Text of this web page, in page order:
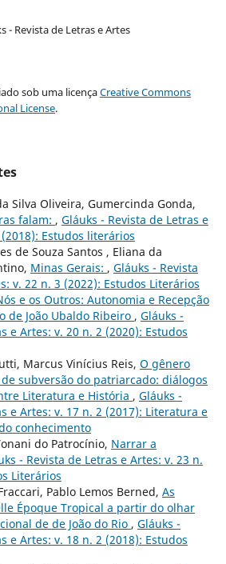
- Revista de Letras e Artes
sob uma licençaCreative Commons
License.
Silva Oliveira, Gumercinda Gonda,
falam: , Gláuks - Revista de Letras e
Estudos literários
de Souza Santos , Eliana da
Minas Gerais: , Gláuks - Revista
v. 22 n. 3 (2022): Estudos Literários
e os Outros: Autonomia e Recepção
de João Ubaldo Ribeiro , Gláuks -
e Artes: v. 20 n. 2 (2020): Estudos
Marcus Vinícius Reis, O gênero
subversão do patriarcado: diálogos
Literatura e História , Gláuks -
e Artes: v. 17 n. 2 (2017): Literatura e
conhecimento
do Patrocínio, Narrar a
- Revista de Letras e Artes: v. 23 n.
Literários
Pablo Lemos Berned, As
Époque Tropical a partir do olhar
de de João do Rio , Gláuks -
e Artes: v. 18 n. 2 (2018): Estudos